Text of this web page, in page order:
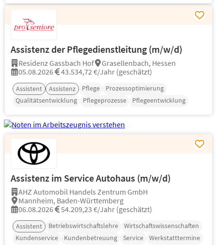
Assistenz der Pflegedienstleitung (m/w/d)
Residenz Gassbach Hof
Grasellenbach, Hessen
05.08.2026
43.534,72 €/Jahr (geschätzt)
Assistent Assistenz Pflege
Prozessoptimierung
Qualitätsentwicklung
Pflegeprozesse Pflegeentwicklung
Assistenz im Service Autohaus (m/w/d)
AHZ Automobil Handels Zentrum GmbH
Mannheim, Baden-Württemberg
06.08.2026
54.209,23 €/Jahr (geschätzt)
Assistent Betriebswirtschaftslehre
Wirtschaftswissenschaften
Kundenservice
Kundenbetreuung Service Werkstatttermine